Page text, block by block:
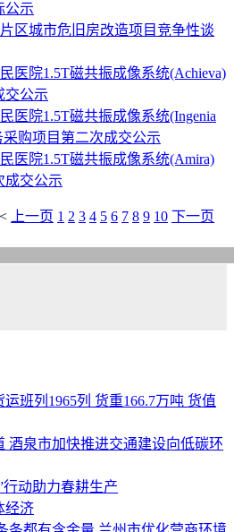
公示
区城市危旧房改造项目竞争性谈
医院1.5T磁共振成像系统(Achieva)
交公示
医院1.5T磁共振成像系统(Ingenia
采购项目第二次成交公示
医院1.5T磁共振成像系统(Amira)
成交公示
上一页 1 2 3 4 5 6 7 8 9 10 下一页
班列1965列 货重166.7万吨 货值
酒泉市加快推进交通建设向低碳环
动助力春耕生产
经济